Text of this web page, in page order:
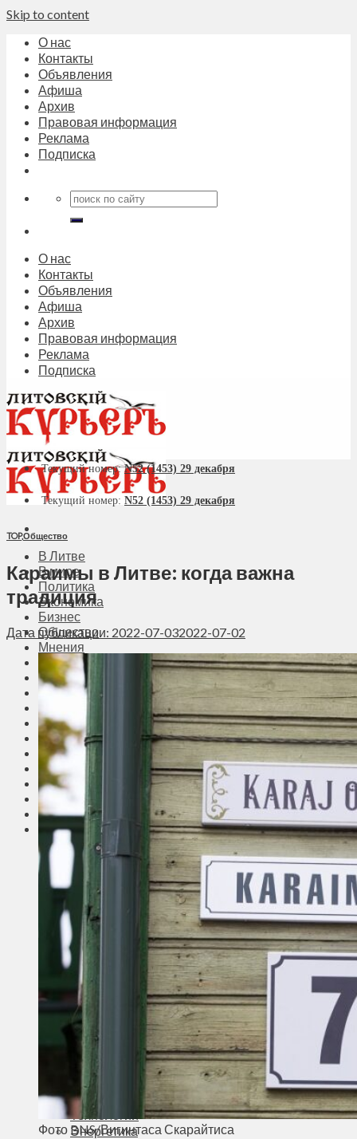
Skip to content
О нас
Контакты
Объявления
Афиша
Архив
Правовая информация
Реклама
Подписка
О нас
Контакты
Объявления
Афиша
Архив
Правовая информация
Реклама
Подписка
В Литве
В мире
Политика
Экономика
Бизнес
Общество
Мнения
Вильнюс
Клайпеда
Висагинас
Регионы
Соседи
Транспорт
Выбор читателей
Калейдоскоп
Армия
Сейм Литвы
Культура
Больше
Фоторепортаж
Туризм
ЛК рекомендует
Сеньорам
Образование
Здравоохранение
Экология
Происшествия
Приграничье
Деньги
Визиты
Выборы
Агроновости
Едим дома
Ищу семью
Духовное пространство
Спорт
Технологии
Энергетика
Текущий номер:N52 (1453) 29 декабря
Текущий номер: N52 (1453) 29 декабря
TOP,Общество
Караимы в Литве: когда важна
традиция
Дата публикации: 2022-07-032022-07-02
Фото BNS/Вигинтаса Скарайтиса